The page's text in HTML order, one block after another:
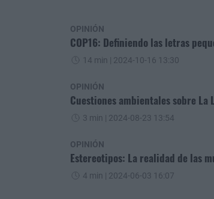
OPINIÓN
COP16: Definiendo las letras
14 min | 2024-10-16 13:30
OPINIÓN
Cuestiones ambientales sobre
3 min | 2024-08-23 13:54
OPINIÓN
Estereotipos: La realidad de las
4 min | 2024-06-03 16:07